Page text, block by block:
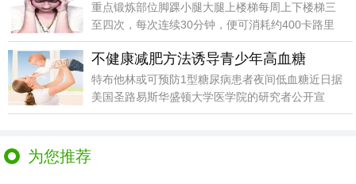
重点锻炼部位脚踝小腿大腿上楼梯每周上下楼梯三
至四次，每次连续30分钟，便可消耗约400卡路里
热量，还
不健康减肥方法诱导青少年高血糖
特布他林或可预防1型糖尿病患者夜间低血糖近日据
美国圣路易斯华盛顿大学医学院的研究者公开宣
称，他们认为
为您推荐